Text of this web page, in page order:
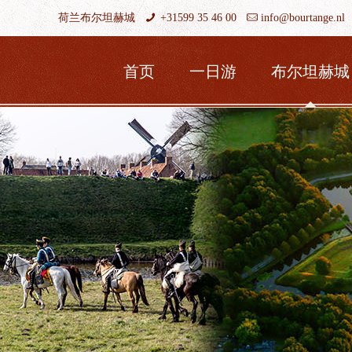
荷兰布尔坦赫城 +31599 35 46 00 info@bourtange.nl
首页 一日游 布尔坦赫城